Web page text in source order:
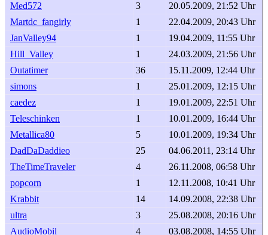
Med572
3
20.05.2009, 21:52 Uhr
Martdc_fangirly
1
22.04.2009, 20:43 Uhr
JanValley94
1
19.04.2009, 11:55 Uhr
Hill_Valley
1
24.03.2009, 21:56 Uhr
Outatimer
36
15.11.2009, 12:44 Uhr
simons
1
25.01.2009, 12:15 Uhr
caedez
1
19.01.2009, 22:51 Uhr
Teleschinken
1
10.01.2009, 16:44 Uhr
Metallica80
5
10.01.2009, 19:34 Uhr
DadDaDaddieo
25
04.06.2011, 23:14 Uhr
TheTimeTraveler
4
26.11.2008, 06:58 Uhr
popcorn
1
12.11.2008, 10:41 Uhr
Krabbit
14
14.09.2008, 22:38 Uhr
ultra
3
25.08.2008, 20:16 Uhr
AudioMobil
4
03.08.2008, 14:55 Uhr